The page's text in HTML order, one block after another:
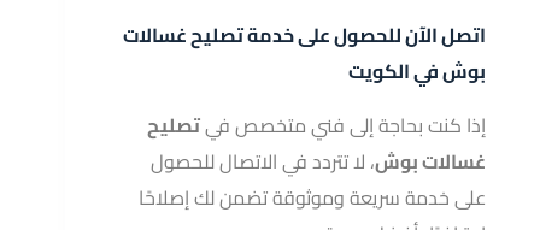
اتصل الآن للحصول على خدمة تصليح غسالات
بوش في الكويت
إذا كنت بحاجة إلى فني متخصص فيتصليح
غسالات بوش، لا تتردد في الاتصال للحصول
على خدمة سريعة وموثوقة تضمن لك إصلاحًا